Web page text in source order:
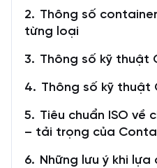
Thông số
từng loại
Thông số kỹ thuật
Thông số kỹ thuật
Tiêu chuẩn ISO về
– tải trọng của
Những lưu ý khi